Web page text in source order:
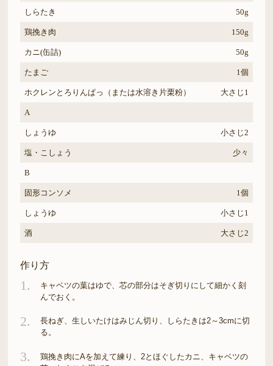
しらたき 50g
鶏挽き肉 150g
カニ(缶詰) 50g
たまご 1個
ホクレンとろりんぱっ（または水溶き片栗粉） 大さじ1
A
しょうゆ 小さじ2
塩・こしょう 少々
B
固形コンソメ 1個
しょうゆ 小さじ1
酒 大さじ2
作り方
1.
キャベツの葉はゆで、芯の部分はそぎ切りにして細かく刻
んでおく。
2.
長ねぎ、生しいたけはみじん切り、しらたきは2～3cmに切
る。
3.
鶏挽き肉にAを加えて練り、2とほぐしたカニ、キャベツの